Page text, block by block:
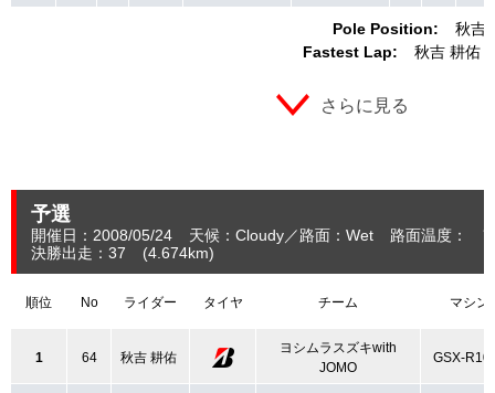
Pole Position:
秋吉
Fastest Lap:
秋吉 耕佑
さらに見る
予選
開催日：2008/05/24 天候：Cloudy 路面：Wet
路面温度：
決勝出走：37
(4.674km)
順位 No ライダー タイヤ チーム マシン
1 64 秋吉 耕佑
ヨシムラスズキwith
JOMO
GSX-